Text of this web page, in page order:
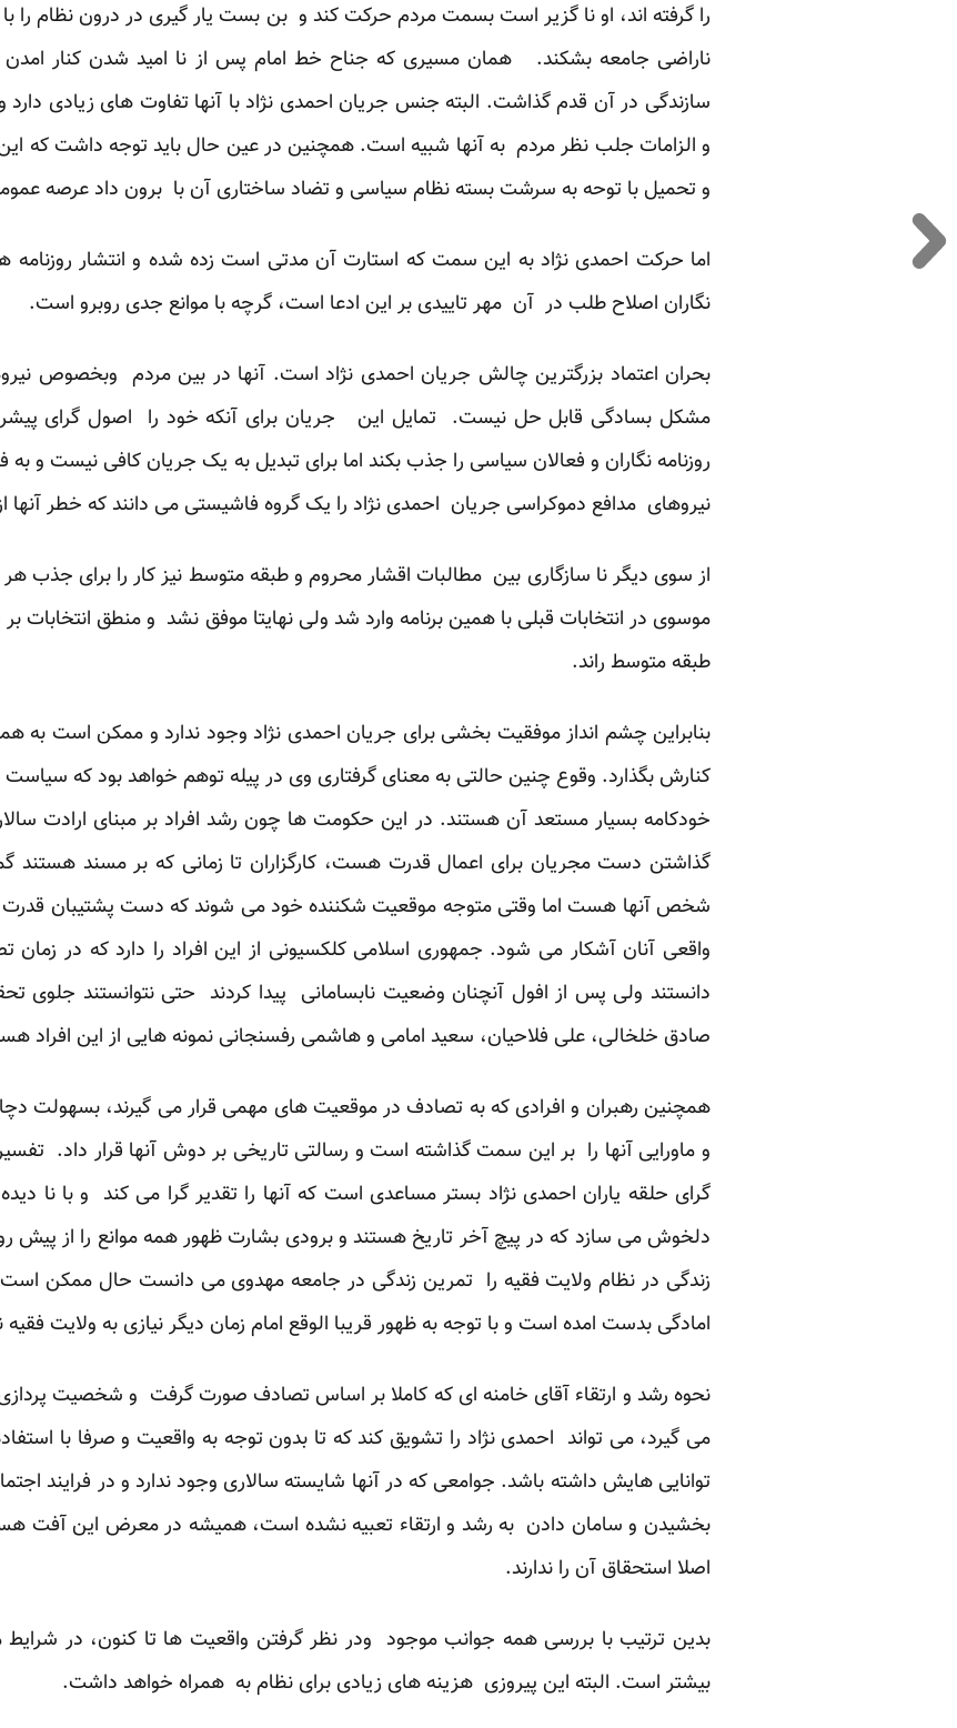
را گرفته اند، او نا گزیر است بسمت مردم حرکت کند و بن بست یار گیری در درون نظام
ناراضی جامعه بشکند. همان مسیری که جناح خط امام پس از نا امید شدن کنار امدن
سازندگی در آن قدم گذاشت. البته جنس جریان احمدی نژاد با آنها تفاوت های زیادی
و الزامات جلب نظر مردم به آنها شبیه است. همچنین در عین حال باید توجه داشت که
و تحمیل با توحه به سرشت بسته نظام سیاسی و تضاد ساختاری آن با برون داد عرصه
اما حرکت احمدی نژاد به این سمت که استارت آن مدتی است زده شده و انتشار روزنامه
نگاران اصلاح طلب در آن مهر تاییدی بر این ادعا است، گرچه با موانع جدی روبرو است.
بحران اعتماد بزرگترین چالش جریان احمدی نژاد است. آنها در بین مردم وبخصوص
مشکل بسادگی قابل حل نیست. تمایل این جریان برای آنکه خود را اصول گرای
روزنامه نگاران و فعالان سیاسی را جذب بکند اما برای تبدیل به یک جریان کافی نیست و به
نیروهای مدافع دموکراسی جریان احمدی نژاد را یک گروه فاشیستی می دانند که خطر
از سوی دیگر نا سازگاری بین مطالبات اقشار محروم و طبقه متوسط نیز کار را برای جذب
موسوی در انتخابات قبلی با همین برنامه وارد شد ولی نهایتا موفق نشد و منطق
طبقه متوسط راند.
بنابراین چشم انداز موفقیت بخشی برای جریان احمدی نژاد وجود ندارد و ممکن است به
کنارش بگذارد. وقوع چنین حالتی به معنای گرفتاری وی در پیله توهم خواهد بود که
خودکامه بسیار مستعد آن هستند. در این حکومت ها چون رشد افراد بر مبنای ارادت
گذاشتن دست مجریان برای اعمال قدرت هست، کارگزاران تا زمانی که بر مسند هستند
شخص آنها هست اما وقتی متوجه موقعیت شکننده خود می شوند که دست پشتیبان قدرت
واقعی آنان آشکار می شود. جمهوری اسلامی کلکسیونی از این افراد را دارد که در
دانستند ولی پس از افول آنچنان وضعیت نابسامانی پیدا کردند حتی نتوانستند جلوی
صادق خلخالی، علی فلاحیان، سعید امامی و هاشمی رفسنجانی نمونه هایی از این افراد
همچنین رهبران و افرادی که به تصادف در موقعیت های مهمی قرار می گیرند، بسهولت
و ماورایی آنها را بر این سمت گذاشته است و رسالتی تاریخی بر دوش آنها قرار داد.
گرای حلقه یاران احمدی نژاد بستر مساعدی است که آنها را تقدیر گرا می کند و با نا
دلخوش می سازد که در پیچ آخر تاریخ هستند و برودی بشارت ظهور همه موانع را از پیش
زندگی در نظام ولایت فقیه را تمرین زندگی در جامعه مهدوی می دانست حال ممکن است
امادگی بدست امده است و با توجه به ظهور قریبا الوقع امام زمان دیگر نیازی به ولایت
نحوه رشد و ارتقاء آقای خامنه ای که کاملا بر اساس تصادف صورت گرفت و شخصیت
می گیرد، می تواند احمدی نژاد را تشویق کند که تا بدون توجه به واقعیت و صرفا با
توانایی هایش داشته باشد. جوامعی که در آنها شایسته سالاری وجود ندارد و در فرایند
بخشیدن و سامان دادن به رشد و ارتقاء تعبیه نشده است، همیشه در معرض این آفت
اصلا استحقاق آن را ندارند.
بدین ترتیب با بررسی همه جوانب موجود ودر نظر گرفتن واقعیت ها تا کنون، در شرایط
بیشتر است. البته این پیروزی هزینه های زیادی برای نظام به همراه خواهد داشت.